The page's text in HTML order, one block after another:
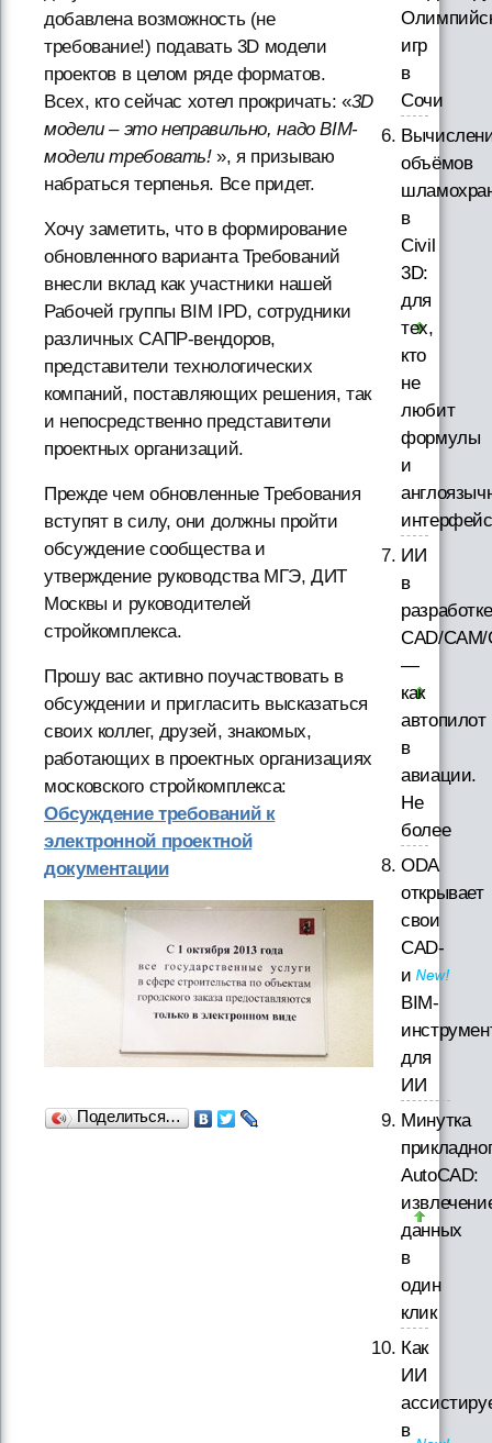
добавлена возможность (не
требование!) подавать 3D модели
проектов в целом ряде форматов.
Всех, кто сейчас хотел прокричать: «3D
модели – это неправильно, надо BIM-
модели требовать!», я призываю
набраться терпенья. Все придет.
Хочу заметить, что в формирование
обновленного варианта Требований
внесли вклад как участники нашей
Рабочей группы BIM IPD, сотрудники
различных САПР-вендоров,
представители технологических
компаний, поставляющих решения, так
и непосредственно представители
проектных организаций.
Прежде чем обновленные Требования
вступят в силу, они должны пройти
обсуждение сообщества и
утверждение руководства МГЭ, ДИТ
Москвы и руководителей
стройкомплекса.
Прошу вас активно поучаствовать в
обсуждении и пригласить высказаться
своих коллег, друзей, знакомых,
работающих в проектных организациях
московского стройкомплекса:
Обсуждение требований к
электронной проектной
документации
Поделиться…
игр
в
Сочи
объёмов
в
Civil
3D:
для
тех,
кто
не
любит
формулы
и
ИИ
в
разработке
CAD/
—
как
автопилот
в
авиации.
Не
более
ODA
открывает
свои
CAD-
и
BIM-
для
ИИ
Минутка
AutoCAD:
данных
в
один
клик
Как
ИИ
в